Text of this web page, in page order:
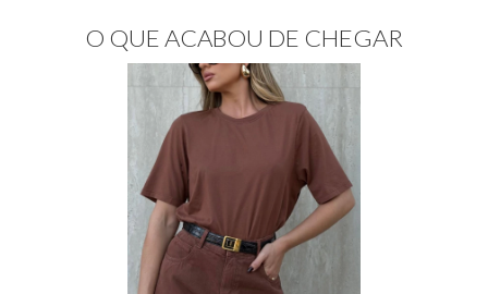
O QUE ACABOU DE CHEGAR